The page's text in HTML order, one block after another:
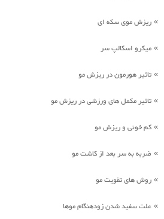
» ریزش موی سکه ای
» میکرو اسکالپ سر
» تاثیر هورمون در ریزش مو
» تاثیر مکمل های ورزشی در ریزش مو
» کم خونی و ریزش مو
» ضربه به سر بعد از کاشت مو
» روش های تقویت مو
» علت سفید شدن زودهنگام موها